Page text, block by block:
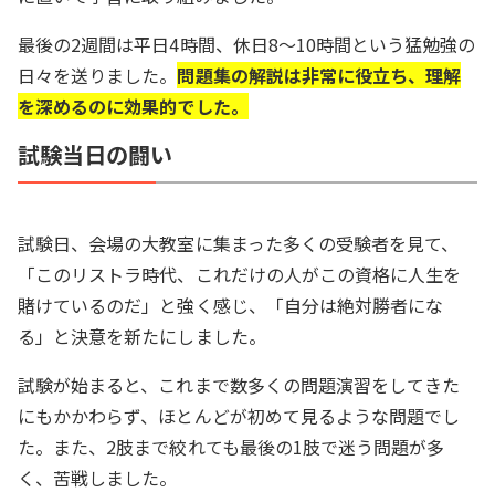
最後の2週間は平日4時間、休日8～10時間という猛勉強の
日々を送りました。 問題集の解説は非常に役立ち、理解
を深めるのに効果的でした。
試験当日の闘い
試験日、会場の大教室に集まった多くの受験者を見て、
「このリストラ時代、これだけの人がこの資格に人生を
賭けているのだ」と強く感じ、「自分は絶対勝者にな
る」と決意を新たにしました。
試験が始まると、これまで数多くの問題演習をしてきた
にもかかわらず、ほとんどが初めて見るような問題でし
た。また、2肢まで絞れても最後の1肢で迷う問題が多
く、苦戦しました。